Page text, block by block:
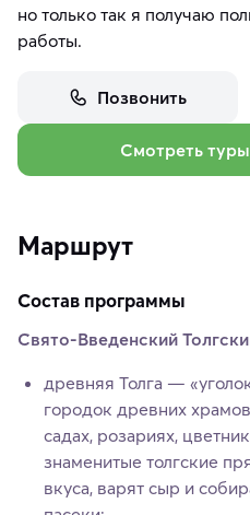
но только так я получаю
работы.
Позвонить
Смотреть
Маршрут
Состав программы
Свято-Введенский
древняя Толга —
городок древних
садах, розариях,
знаменитые толгские
вкуса, варят сыр и